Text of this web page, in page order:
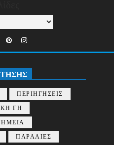
ΠΕΡΙΗΓΗΣΕΙΣ
ΓΗ
ΠΑΡΑΛΙΕΣ